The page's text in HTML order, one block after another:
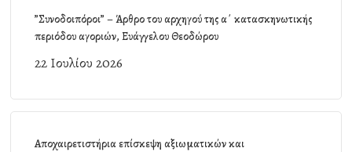
”Συνοδοιπόροι” – Άρθρο του αρχηγού της α΄ κατασκηνωτικής
περιόδου αγοριών, Ευάγγελου Θεοδώρου
22 Ιουλίου 2026
Αποχαιρετιστήρια επίσκεψη αξιωματικών και